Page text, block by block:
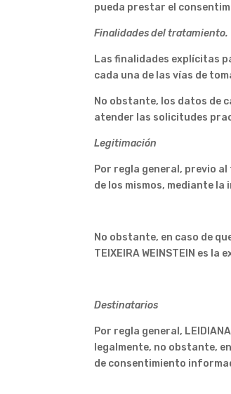
pueda prestar el
Finalidades del tratamiento.
Las finalidades explícitas
cada una de las vías de
No obstante, los datos de
atender las solicitudes
Legitimación
Por regla general, previo
de los mismos, mediante
No obstante, en caso de
TEIXEIRA WEINSTEIN es
Destinatarios
Por regla general,
legalmente, no obstante,
de consentimiento